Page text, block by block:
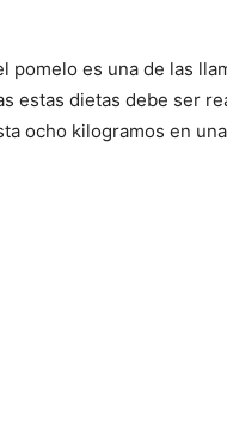
pomelo es una de las
estas dietas debe ser
ocho kilogramos en